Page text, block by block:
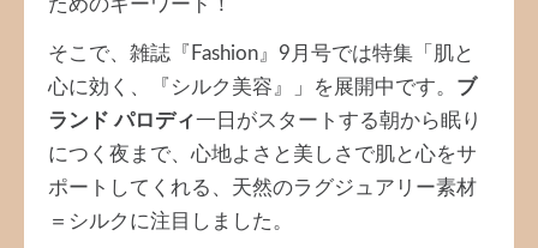
ためのキーワード！
そこで、雑誌『Fashion』9月号では特集「肌と
心に効く、『シルク美容』」を展開中です。 ブ
ランド パロディ一日がスタートする朝から眠り
につく夜まで、心地よさと美しさで肌と心をサ
ポートしてくれる、天然のラグジュアリー素材
＝シルクに注目しました。